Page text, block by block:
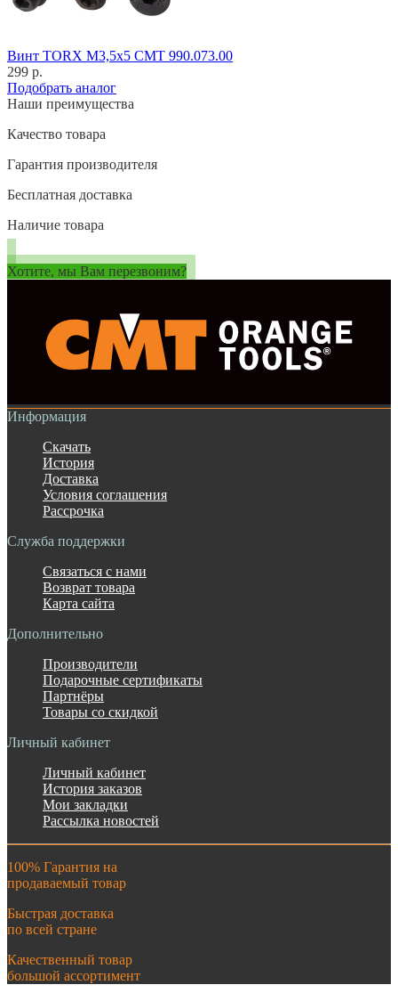
Винт TORX M3,5x5 CMT 990.073.00
299 р.
Подобрать аналог
Наши преимущества
Качество товара
Гарантия производителя
Бесплатная доставка
Наличие товара
Хотите, мы Вам перезвоним?
Информация
Скачать
История
Доставка
Условия соглашения
Рассрочка
Служба поддержки
Связаться с нами
Возврат товара
Карта сайта
Дополнительно
Производители
Подарочные сертификаты
Партнёры
Товары со скидкой
Личный кабинет
Личный кабинет
История заказов
Мои закладки
Рассылка новостей
100% Гарантия на
продаваемый товар
Быстрая доставка
по всей стране
Качественный товар
большой ассортимент